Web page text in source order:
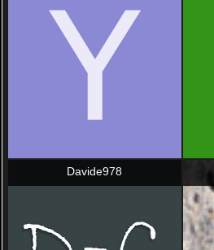
Davide978